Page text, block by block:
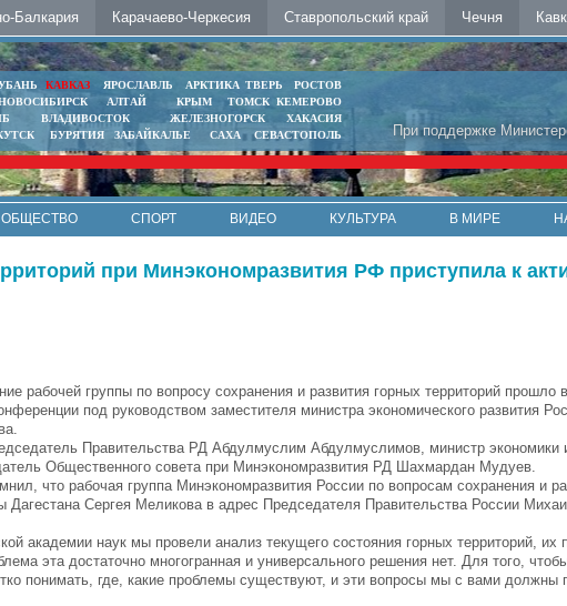
Балкария Карачаево-Черкесия Ставропольский край Чечня
При поддержке
КАВКАЗ ЯРОСЛАВЛЬ АРКТИКА ТВЕРЬ
РОСТОВ
АЛТАЙ КРЫМ ТОМСК КЕМЕРОВО
ВЛАДИВОСТОК ЖЕЛЕЗНОГОРСК
ХАКАСИЯ
БУРЯТИЯ ЗАБАЙКАЛЬЕ САХА СЕВАСТОПОЛЬ
ОБЩЕСТВО СПОРТ ВИДЕО КУЛЬТУРА В МИРЕ
при Минэкономразвития РФ приступила к
рабочей группы по вопросу сохранения и развития горных территорий прошло
под руководством заместителя министра экономического развития
Правительства РД Абдулмуслим Абдулмуслимов, министр экономики
Общественного совета при Минэкономразвития РД Шахмардан Мудуев.
что рабочая группа Минэкономразвития России по вопросам сохранения и
Дагестана Сергея Меликова в адрес Председателя Правительства России
академии наук мы провели анализ текущего состояния горных территорий, их
эта достаточно многогранная и универсального решения нет. Для того,
понимать, где, какие проблемы существуют, и эти вопросы мы с вами должны